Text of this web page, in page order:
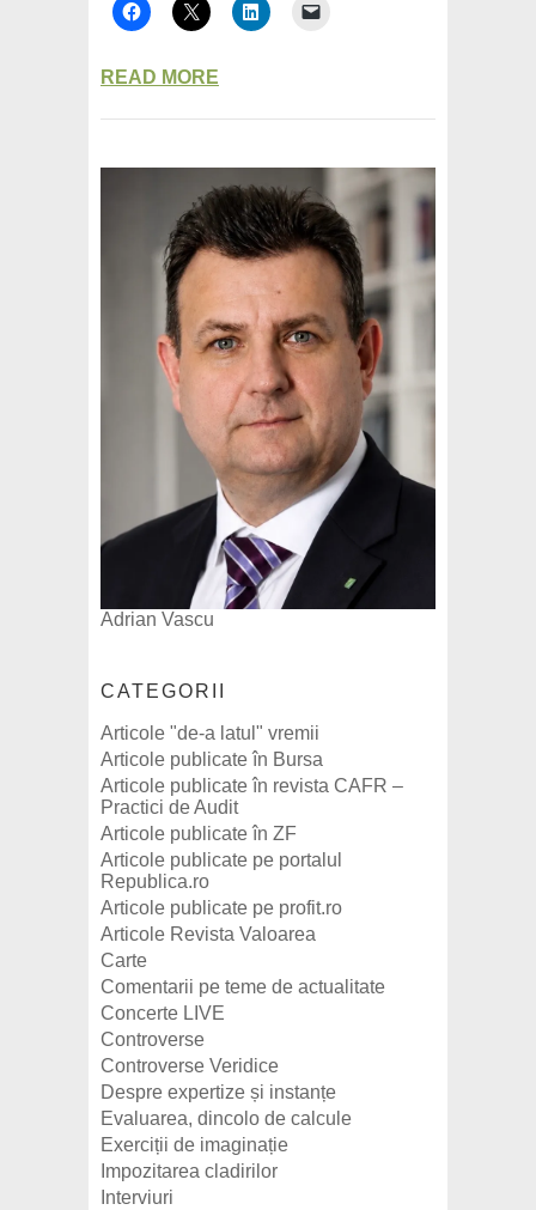
READ MORE
Adrian Vascu
CATEGORII
Articole "de-a latul" vremii
Articole publicate în Bursa
Articole publicate în revista CAFR –
Practici de Audit
Articole publicate în ZF
Articole publicate pe portalul
Republica.ro
Articole publicate pe profit.ro
Articole Revista Valoarea
Carte
Comentarii pe teme de actualitate
Concerte LIVE
Controverse
Controverse Veridice
Despre expertize și instanțe
Evaluarea, dincolo de calcule
Exerciții de imaginație
Impozitarea cladirilor
Interviuri